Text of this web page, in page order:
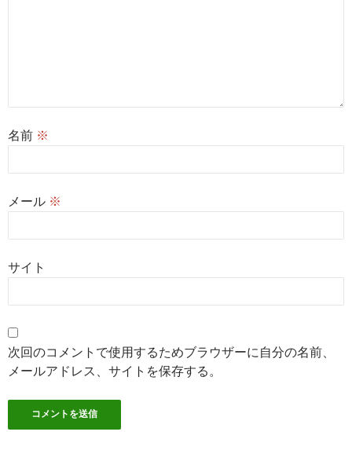
名前 ※
メール ※
サイト
次回のコメントで使用するためブラウザーに自分の名前、
メールアドレス、サイトを保存する。